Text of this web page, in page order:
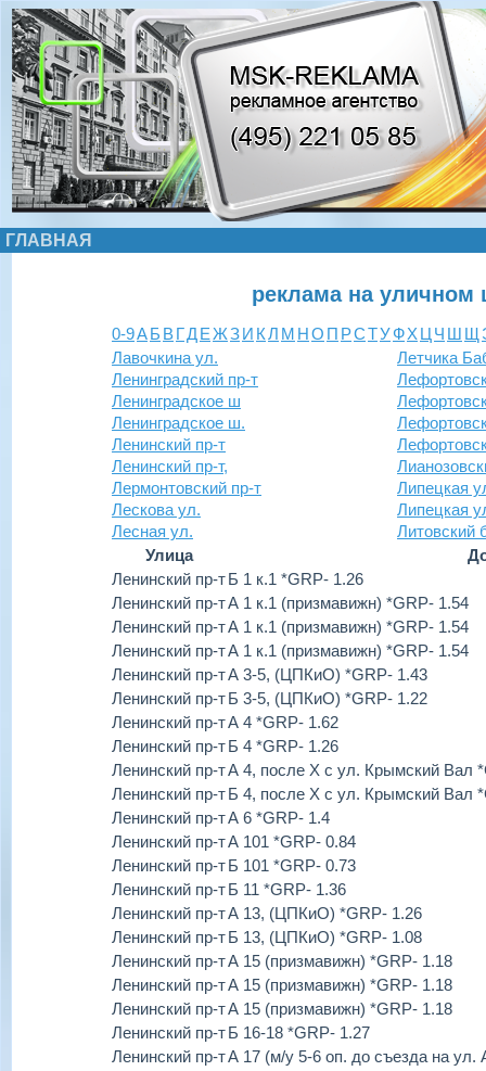
ГЛАВНАЯ
реклама на
0-9АБ ВГДЕЖЗИ КЛ М НО П РСТУФХ Ц Ч Ш Щ
Лавочкина ул.
Ленинградский пр-т
Ленинградское ш
Ленинградское ш.
Ленинский пр-т
Ленинский пр-т,
Лермонтовский пр-т
Лескова ул.
Лесная ул.
Летчика
Липецкая
Липецкая
Литовский
Улица
Ленинский пр-тБ 1 к.1 *GRP- 1.26
Ленинский пр-тА 1 к.1 (призмавижн) *GRP- 1.54
Ленинский пр-тА 1 к.1 (призмавижн) *GRP- 1.54
Ленинский пр-тА 1 к.1 (призмавижн) *GRP- 1.54
Ленинский пр-тА 3-5, (ЦПКиО) *GRP- 1.43
Ленинский пр-тБ 3-5, (ЦПКиО) *GRP- 1.22
Ленинский пр-тА 4 *GRP- 1.62
Ленинский пр-тБ 4 *GRP- 1.26
Ленинский пр-тА 4, после Х с ул. Крымский Вал
Ленинский пр-тБ 4, после Х с ул. Крымский Вал
Ленинский пр-тА 6 *GRP- 1.4
Ленинский пр-тА 101 *GRP- 0.84
Ленинский пр-тБ 101 *GRP- 0.73
Ленинский пр-тБ 11 *GRP- 1.36
Ленинский пр-тА 13, (ЦПКиО) *GRP- 1.26
Ленинский пр-тБ 13, (ЦПКиО) *GRP- 1.08
Ленинский пр-тА 15 (призмавижн) *GRP- 1.18
Ленинский пр-тА 15 (призмавижн) *GRP- 1.18
Ленинский пр-тА 15 (призмавижн) *GRP- 1.18
Ленинский пр-тБ 16-18 *GRP- 1.27
Ленинский пр-тА 17 (м/у 5-6 оп. до съезда на ул.